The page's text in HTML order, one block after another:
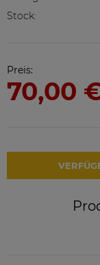
Stock:
Preis:
70,00